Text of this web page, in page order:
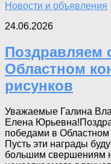
Новости и объявления
24.06.2026
Поздравляем
Областном
рисунков
Уважаемые Галина
Елена
победами в Областном
Пусть эти награды
большим свершениям